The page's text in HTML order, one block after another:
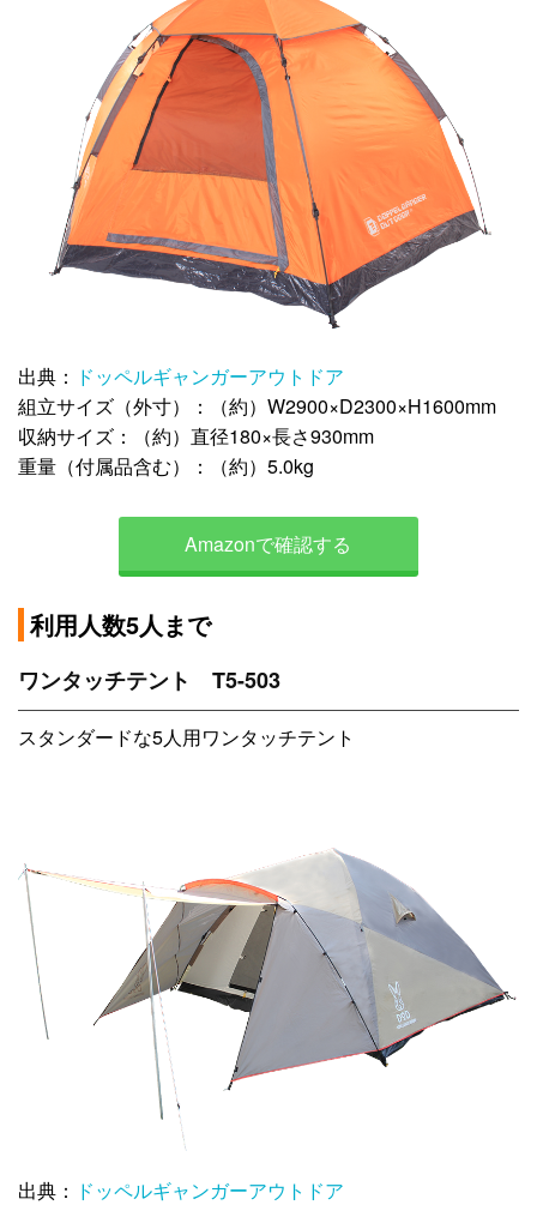
出典： ドッペルギャンガーアウトドア
組立サイズ（外寸）：（約）W2900×D2300×H1600mm
収納サイズ：（約）直径180×長さ930mm
重量（付属品含む）：（約）5.0kg
Amazonで確認する
利用人数5人まで
ワンタッチテント T5-503
スタンダードな5人用ワンタッチテント
出典： ドッペルギャンガーアウトドア